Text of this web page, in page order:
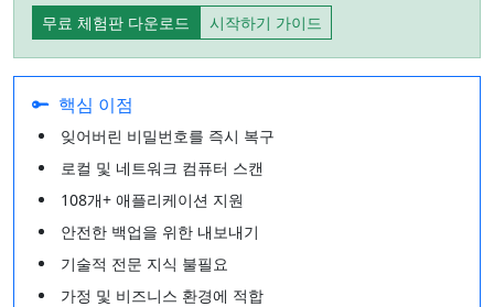
무료 체험판 다운로드 시작하기 가이드
핵심 이점
잊어버린 비밀번호를 즉시 복구
로컬 및 네트워크 컴퓨터 스캔
108개+ 애플리케이션 지원
안전한 백업을 위한 내보내기
기술적 전문 지식 불필요
가정 및 비즈니스 환경에 적합